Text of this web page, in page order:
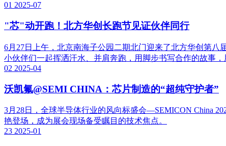
01 2025-07
"芯"动开跑！北方华创长跑节见证伙伴同行
6月27日上午，北京南海子公园二期北门迎来了北方华创第
小伙伴们一起挥洒汗水、并肩奔跑，用脚步书写合作的故事，
02 2025-04
沃凯氟@SEMI CHINA：芯片制造的“超纯守护者”
3月28日，全球半导体行业的风向标盛会—SEMICON China
艳登场，成为展会现场备受瞩目的技术焦点。
23 2025-01